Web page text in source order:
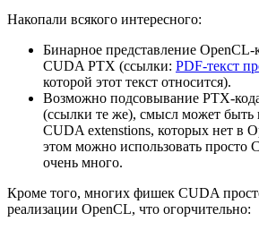
Накопали всякого интересного:
Бинарное представление OpenCL-
CUDA PTX (ссылки: PDF-текст
которой этот текст относится).
Возможно подсовывание PTX-
(ссылки те же), смысл может быть
CUDA extenstions, которых нет в
этом можно использовать просто
очень много.
Кроме того, многих фишек CUDA
реализации OpenCL, что огорчительно: